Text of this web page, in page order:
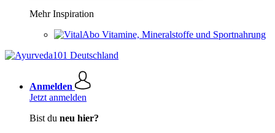
Mehr Inspiration
Vitamine, Mineralstoffe und Sportnahrung
Anmelden
Jetzt anmelden
Bist du neu hier?